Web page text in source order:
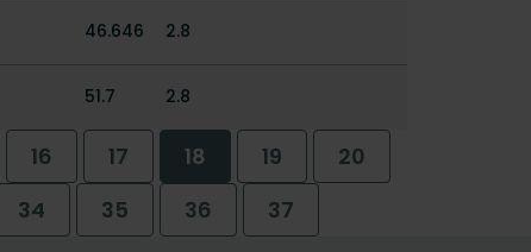
46.646 2.8
51.7 2.8
16 17 18 19
20
34 35 36 37